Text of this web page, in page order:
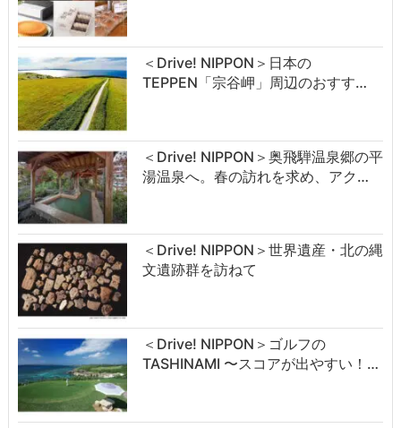
＜Drive! NIPPON＞日本の
TEPPEN「宗谷岬」周辺のおすす…
＜Drive! NIPPON＞奥飛騨温泉郷の平
湯温泉へ。春の訪れを求め、アク…
＜Drive! NIPPON＞世界遺産・北の縄
文遺跡群を訪ねて
＜Drive! NIPPON＞ゴルフの
TASHINAMI 〜スコアが出やすい！…